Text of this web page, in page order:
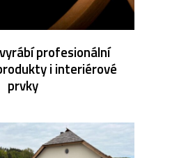
profesionální
i interiérové
prvky